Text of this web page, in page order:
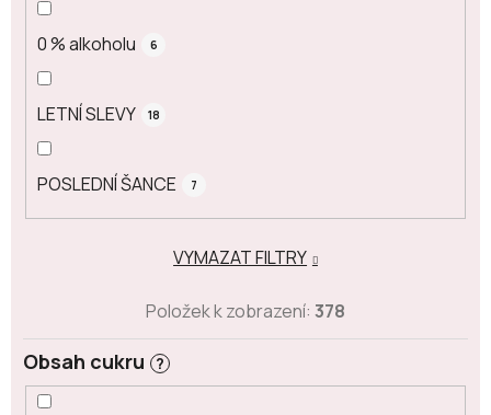
0 % alkoholu 6
LETNÍ SLEVY 18
POSLEDNÍ ŠANCE 7
Obsah cukru ?
VYMAZAT FILTRY
Položek k zobrazení: 378